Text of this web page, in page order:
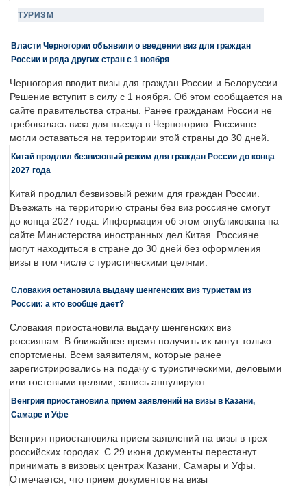
ТУРИЗМ
Власти Черногории объявили о введении виз для граждан
России и ряда других стран с 1 ноября
Черногория вводит визы для граждан России и Белоруссии.
Решение вступит в силу с 1 ноября. Об этом сообщается на
сайте правительства страны. Ранее гражданам России не
требовалась виза для въезда в Черногорию. Россияне
могли оставаться на территории этой страны до 30 дней.
Китай продлил безвизовый режим для граждан России до конца
2027 года
Китай продлил безвизовый режим для граждан России.
Въезжать на территорию страны без виз россияне смогут
до конца 2027 года. Информация об этом опубликована на
сайте Министерства иностранных дел Китая. Россияне
могут находиться в стране до 30 дней без оформления
визы в том числе с туристическими целями.
Словакия остановила выдачу шенгенских виз туристам из
России: а кто вообще дает?
Словакия приостановила выдачу шенгенских виз
россиянам. В ближайшее время получить их могут только
спортсмены. Всем заявителям, которые ранее
зарегистрировались на подачу с туристическими, деловыми
или гостевыми целями, запись аннулируют.
Венгрия приостановила прием заявлений на визы в Казани,
Самаре и Уфе
Венгрия приостановила прием заявлений на визы в трех
российских городах. С 29 июня документы перестанут
принимать в визовых центрах Казани, Самары и Уфы.
Отмечается, что прием документов на визы